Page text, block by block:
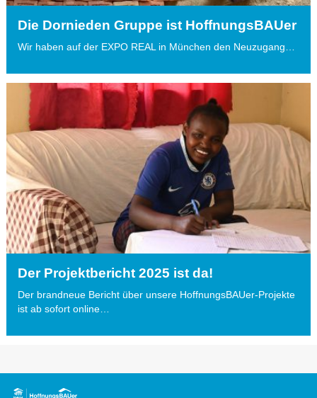
Die Dornieden Gruppe ist HoffnungsBAUer
Wir haben auf der EXPO REAL in München den Neuzugang…
Der Projektbericht 2025 ist da!
Der brandneue Bericht über unsere HoffnungsBAUer-Projekte
ist ab sofort online…